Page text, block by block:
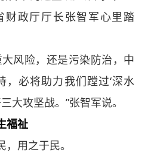
财政厅厅长张智军心里踏
风险，还是污染防治，中
，必将助力我们蹚过‘深水
大攻坚战。”张智军说。
福祉
用之于民。